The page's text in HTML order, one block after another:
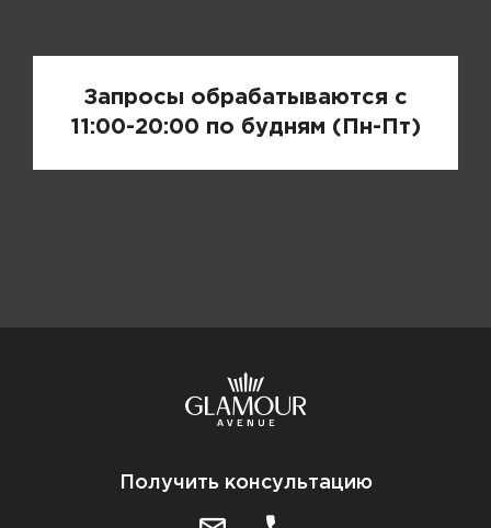
Запросы обрабатываются с
11:00-20:00 по будням (Пн-Пт)
Получить консультацию